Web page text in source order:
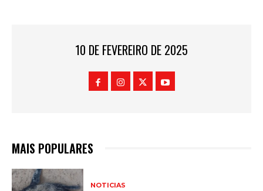
10 DE FEVEREIRO DE 2025
MAIS POPULARES
NOTICIAS